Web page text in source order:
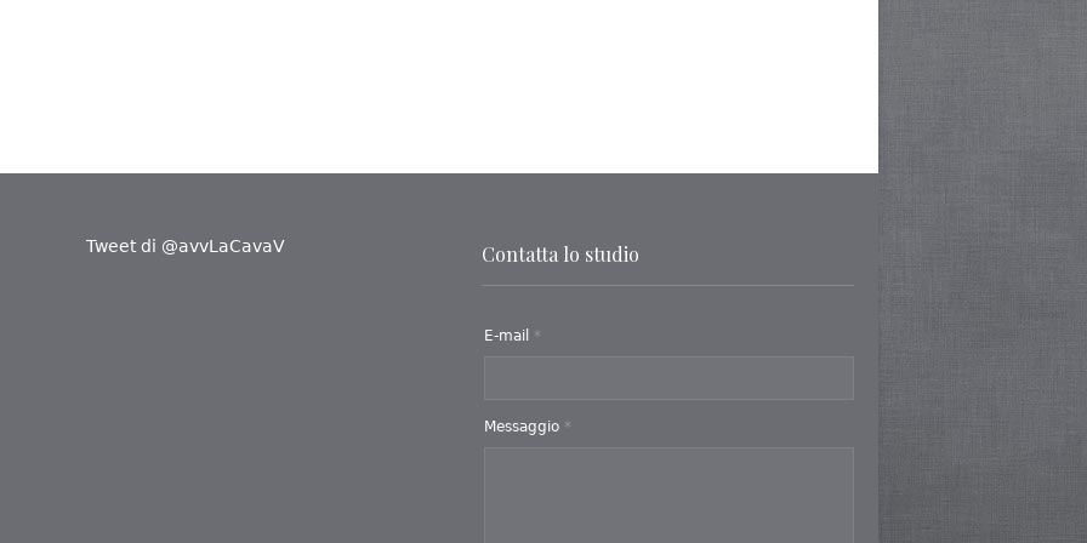
Tweet di @avvLaCavaV Contatta lo studio
E-mail *
Messaggio *